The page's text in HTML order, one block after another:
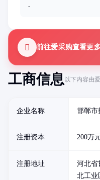
工商信息以下内容由
企业名称 邯郸市
注册资本 200万
注册地址
河北省
北工业
-
前往爱采购查看更